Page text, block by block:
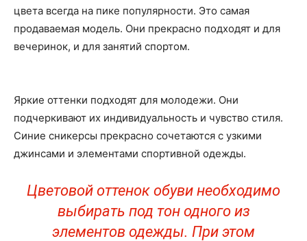
цвета всегда на пике популярности. Это самая
продаваемая модель. Они прекрасно подходят и для
вечеринок, и для занятий спортом.
Яркие оттенки подходят для молодежи. Они
подчеркивают их индивидуальность и чувство стиля.
Синие сникерсы прекрасно сочетаются с узкими
джинсами и элементами спортивной одежды.
Цветовой оттенок обуви необходимо
выбирать под тон одного из
элементов одежды. При этом